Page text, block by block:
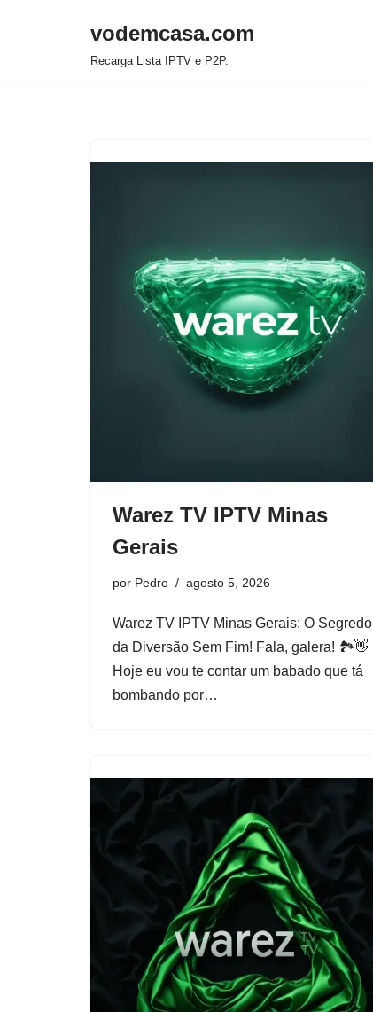
vodemcasa.com
Recarga Lista IPTV e P2P.
Warez TV IPTV Minas
Gerais
por Pedro agosto 5, 2026
Warez TV IPTV Minas Gerais: O Segredo
da Diversão Sem Fim! Fala, galera! 🏞️👋
Hoje eu vou te contar um babado que tá
bombando por…